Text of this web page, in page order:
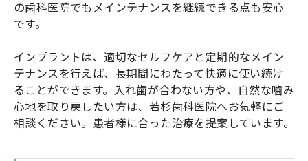
の歯科医院でもメインテナンスを継続できる点も安心
です。
インプラントは、適切なセルフケアと定期的なメイン
テナンスを行えば、長期間にわたって快適に使い続け
ることができます。入れ歯が合わない方や、自然な噛み
心地を取り戻したい方は、若杉歯科医院へお気軽にご
相談ください。患者様に合った治療を提案しています。